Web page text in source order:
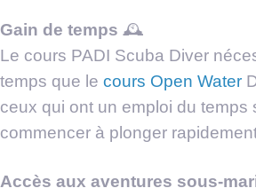
Gain de temps 🕰
Le cours PADI Scuba Diver
temps que le cours Open Water
ceux qui ont un emploi du temps
commencer à plonger
Accès aux aventures sous-